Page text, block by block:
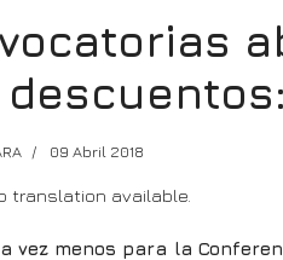
09 Abril 2018
translation available.
vez menos para la